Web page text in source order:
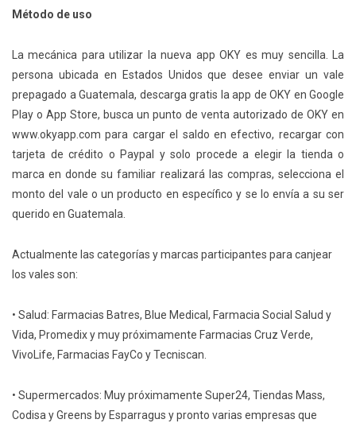
Método de uso
La mecánica para utilizar la nueva app OKY es muy sencilla. La
persona ubicada en Estados Unidos que desee enviar un vale
prepagado a Guatemala, descarga gratis la app de OKY en Google
Play o App Store, busca un punto de venta autorizado de OKY en
www.okyapp.com para cargar el saldo en efectivo, recargar con
tarjeta de crédito o Paypal y solo procede a elegir la tienda o
marca en donde su familiar realizará las compras, selecciona el
monto del vale o un producto en específico y se lo envía a su ser
querido en Guatemala.
Actualmente las categorías y marcas participantes para canjear
los vales son:
• Salud: Farmacias Batres, Blue Medical, Farmacia Social Salud y
Vida, Promedix y muy próximamente Farmacias Cruz Verde,
VivoLife, Farmacias FayCo y Tecniscan.
• Supermercados: Muy próximamente Super24, Tiendas Mass,
Codisa y Greens by Esparragus y pronto varias empresas que